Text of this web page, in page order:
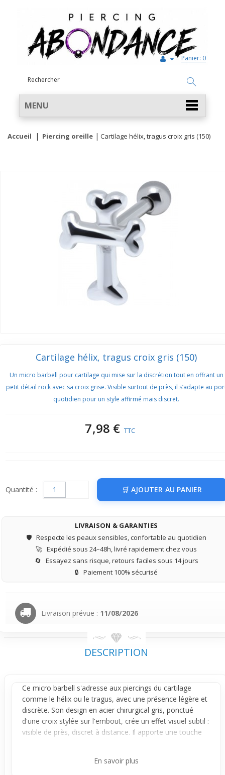
Panier: 0
MENU
Accueil Piercing oreille Cartilage hélix, tragus croix gris (150)
Cartilage hélix, tragus croix gris (150)
Un micro barbell pour cartilage qui mise sur la discrétion tout en offrant un
petit détail rock avec sa croix grise. Visible surtout de près, il s’adapte au
quotidien pour un style affirmé mais discret.
7,98 € TTC
Quantité : AJOUTER AU PANIER
LIVRAISON & GARANTIES
🛡️ Respecte les peaux sensibles, confortable au quotidien
🚀 Expédié sous 24–48h, livré rapidement chez vous
🔄 Essayez sans risque, retours faciles sous 14 jours
🔒 Paiement 100% sécurisé
Livraison prévue : 11/08/2026
DESCRIPTION
Ce micro barbell s'adresse aux piercings du cartilage
comme le hélix ou letragus, avec une présence légère et
discrète. Son design en acier chirurgical gris, ponctué
d'une croix stylée sur l'embout, crée un effet visuel subtil :
visible de près, discret à distance. Il apporte une touche
Le bijou reste fixe sur l'oreille mais dans certaines zones
En savoir plus